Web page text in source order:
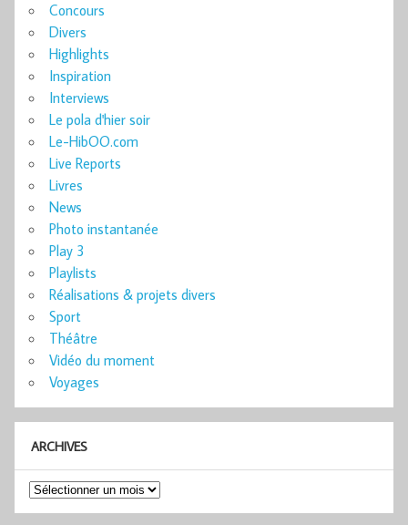
Concours
Divers
Highlights
Inspiration
Interviews
Le pola d'hier soir
Le-HibOO.com
Live Reports
Livres
News
Photo instantanée
Play 3
Playlists
Réalisations & projets divers
Sport
Théâtre
Vidéo du moment
Voyages
ARCHIVES
Archives